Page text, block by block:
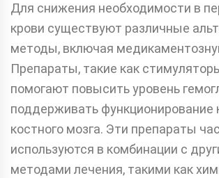
Для снижения необходимости в
крови существуют различные
методы, включая
Препараты, такие как
помогают повысить уровень
поддерживать функционирование
костного мозга. Эти препараты
используются в комбинации с
методами лечения, такими как